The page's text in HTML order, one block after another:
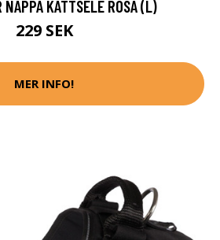
NAPPA KATTSELE ROSA (L)
229 SEK
MER INFO!